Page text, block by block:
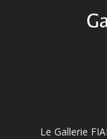
Le Gallerie